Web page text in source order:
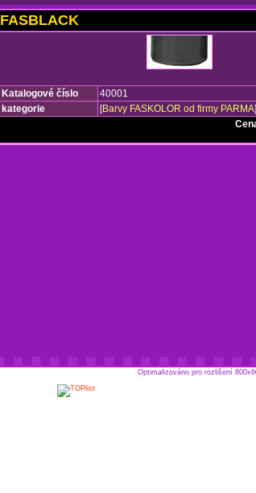
FASBLACK
Katalogové číslo
40001
kategorie
[Barvy FASKOLOR od firmy PARMA
Optimalizováno pro rozlišení